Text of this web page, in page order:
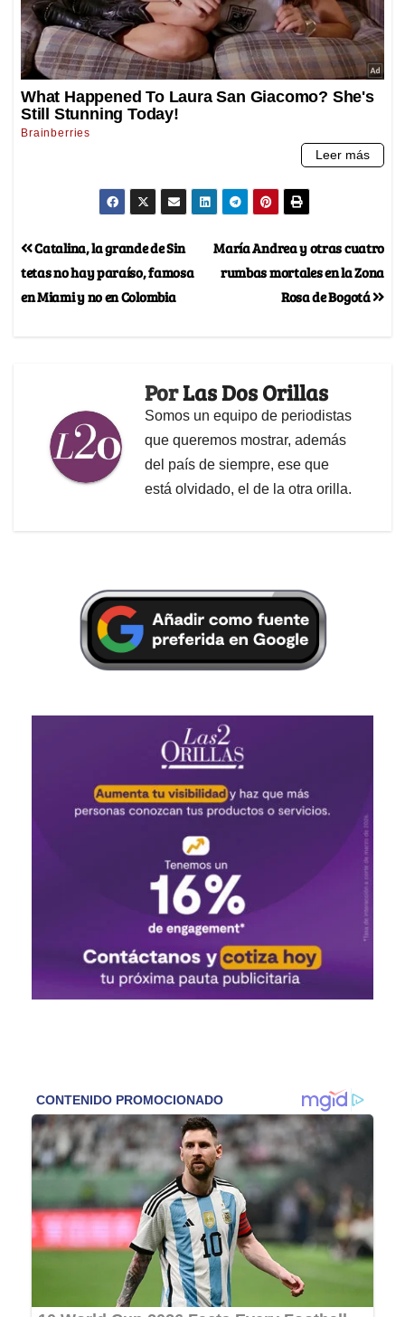
María Andrea y otras cuatro
rumbas mortales en la Zona
Rosa de Bogotá
Catalina, la grande de Sin
tetas no hay paraíso, famosa
en Miami y no en Colombia
PorLas Dos Orillas
Somos un equipo de periodistas
que queremos mostrar, además
del país de siempre, ese que
está olvidado, el de la otra orilla.